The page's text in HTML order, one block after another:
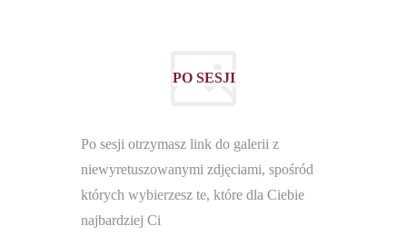
PO SESJI
Po sesji otrzymasz link do galerii z
niewyretuszowanymi zdjęciami, spośród
których wybierzesz te, które dla Ciebie
najbardziej Ci